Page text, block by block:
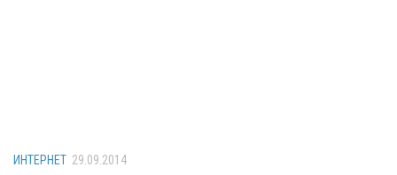
ИНТЕРНЕТ 29.09.2014